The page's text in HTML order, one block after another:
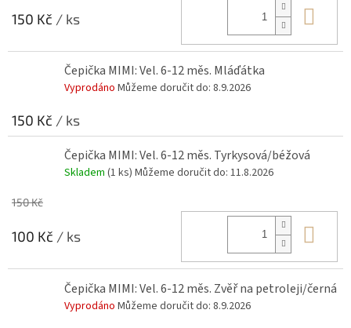
150 Kč / ks
Čepička MIMI: Vel. 6-12 měs. Mláďátka
Vyprodáno Můžeme doručit do: 8.9.2026
150 Kč / ks
Čepička MIMI: Vel. 6-12 měs. Tyrkysová/béžová
Skladem (1 ks) Můžeme doručit do: 11.8.2026
150 Kč
100 Kč / ks
Čepička MIMI: Vel. 6-12 měs. Zvěř na petroleji/černá
Vyprodáno Můžeme doručit do: 8.9.2026